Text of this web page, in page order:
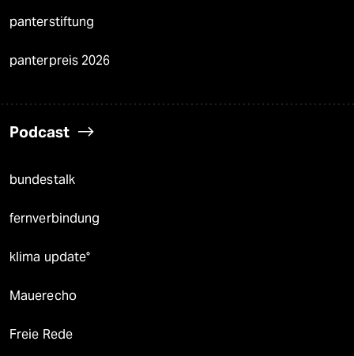
panterstiftung
panterpreis 2026
Podcast
bundestalk
fernverbindung
klima update°
Mauerecho
Freie Rede